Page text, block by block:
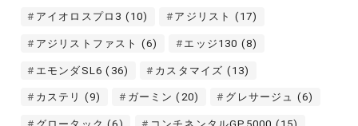
アイオロスプロ3 (10) アジリスト (17)
アジリストファスト (6) エッジ130 (8)
エモンダSL6 (36) カスタマイズ (13)
カステリ (9) ガーミン (20) グレサージュ (6)